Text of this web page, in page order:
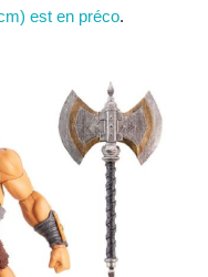
est en préco.